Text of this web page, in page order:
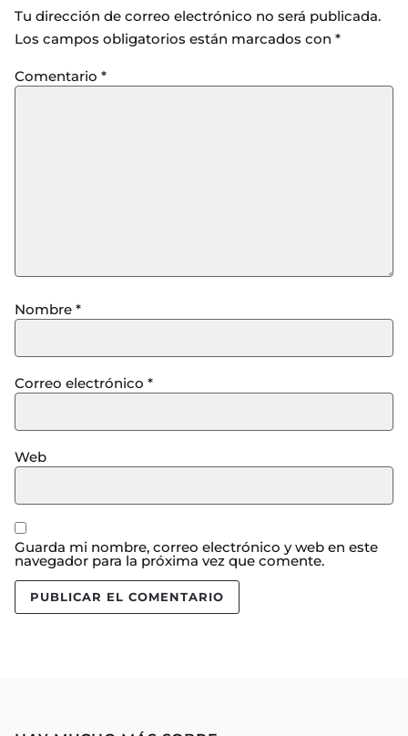
Tu dirección de correo electrónico no será publicada.
Los campos obligatorios están marcados con *
Comentario *
Nombre *
Correo electrónico *
Web
Guarda mi nombre, correo electrónico y web en este
navegador para la próxima vez que comente.